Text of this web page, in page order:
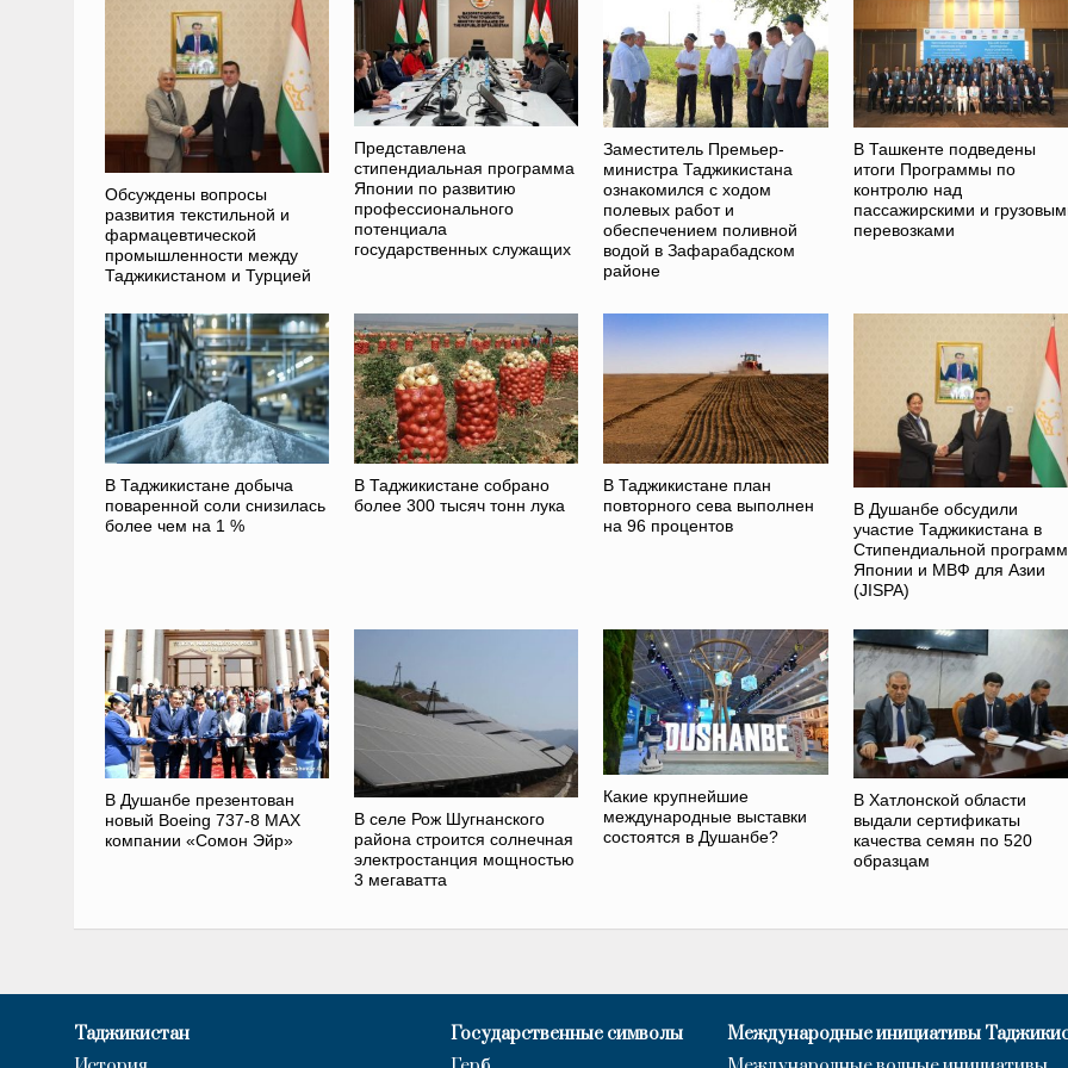
Обсуждены вопросы
развития текстильной и
фармацевтической
промышленности между
Таджикистаном и Турцией
Представлена
стипендиальная программа
Японии по развитию
профессионального
потенциала
государственных служащих
Заместитель Премьер-
министра Таджикистана
ознакомился с ходом
полевых работ и
обеспечением поливной
водой в Зафарабадском
районе
В Ташкенте подведены
итоги Программы по
контролю над
пассажирскими и
перевозками
В Таджикистане добыча
поваренной соли снизилась
более чем на 1 %
В Таджикистане собрано
более 300 тысяч тонн лука
В Таджикистане план
повторного сева выполнен
на 96 процентов
В Душанбе обсудили
участие Таджикистана в
Стипендиальной
Японии и МВФ для Азии
(JISPA)
В Душанбе презентован
новый Boeing 737-8 MAX
компании «Сомон Эйр»
В селе Рож Шугнанского
района строится солнечная
электростанция мощностью
3 мегаватта
Какие крупнейшие
международные выставки
состоятся в Душанбе?
В Хатлонской области
выдали сертификаты
качества семян по 520
образцам
Таджикистан
Государственные символы
Международные инициативы